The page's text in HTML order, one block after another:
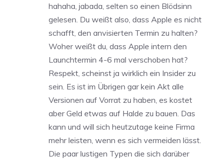
hahaha, jabada, selten so einen Blödsinn
gelesen. Du weißt also, dass Apple es nicht
schafft, den anvisierten Termin zu halten?
Woher weißt du, dass Apple intern den
Launchtermin 4-6 mal verschoben hat?
Respekt, scheinst ja wirklich ein Insider zu
sein. Es ist im Übrigen gar kein Akt alle
Versionen auf Vorrat zu haben, es kostet
aber Geld etwas auf Halde zu bauen. Das
kann und will sich heutzutage keine Firma
mehr leisten, wenn es sich vermeiden lässt.
Die paar lustigen Typen die sich darüber